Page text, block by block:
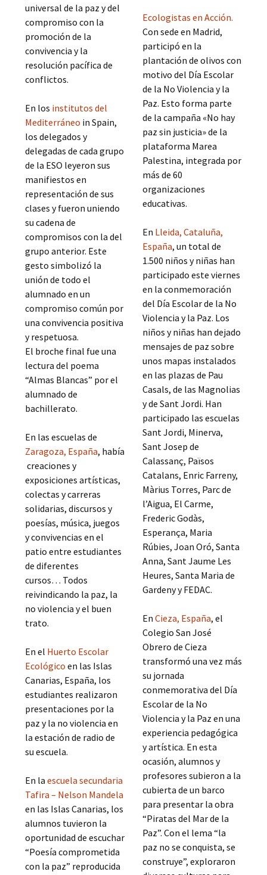
universal de la paz y del
compromiso con la
promoción de la
convivencia y la
resolución pacífica de
conflictos.
En los institutos del
Mediterráneo in Spain,
los delegados y
delegadas de cada grupo
de la ESO leyeron sus
manifiestos en
representación de sus
clases y fueron uniendo
su cadena de
compromisos con la del
grupo anterior. Este
gesto simbolizó la
unión de todo el
alumnado en un
compromiso común por
una convivencia positiva
y respetuosa.
El broche final fue una
lectura del poema
“Almas Blancas” por el
alumnado de
bachillerato.
En las escuelas de
Zaragoza, España, había
creaciones y
exposiciones artísticas,
colectas y carreras
solidarias, discursos y
poesías, música, juegos
y convivencias en el
patio entre estudiantes
de diferentes
cursos… Todos
reivindicando la paz, la
no violencia y el buen
trato.
En el Huerto Escolar
Ecológicoen las Islas
Canarias, España, los
estudiantes realizaron
presentaciones por la
paz y la no violencia en
la estación de radio de
su escuela.
En laescuela secundaria
Tafira – Nelson Mandela
en las Islas Canarias, los
alumnos tuvieron la
oportunidad de escuchar
“Poesía comprometida
con la paz” reproducida
Ecologistas en Acción.
Con sede en Madrid,
participó en la
plantación de olivos con
motivo del Día Escolar
de la No Violencia y la
Paz. Esto forma parte
de la campaña «No hay
paz sin justicia» de la
plataforma Marea
Palestina, integrada por
más de 60
organizaciones
educativas.
En Lleida, Cataluña,
España, un total de
1.500 niños y niñas han
participado este viernes
en la conmemoración
del Día Escolar de la No
Violencia y la Paz. Los
niños y niñas han dejado
mensajes de paz sobre
unos mapas instalados
en las plazas de Pau
Casals, de las Magnolias
y de Sant Jordi. Han
participado las escuelas
Sant Jordi, Minerva,
Sant Josep de
Calassanç, Països
Catalans, Enric Farreny,
Màrius Torres, Parc de
l’Aigua, El Carme,
Frederic Godàs,
Esperança, Maria
Rúbies, Joan Oró, Santa
Anna, Sant Jaume Les
Heures, Santa Maria de
Gardeny y FEDAC.
En Cieza, España, el
Colegio San José
Obrero de Cieza
transformó una vez más
su jornada
conmemorativa del Día
Escolar de la No
Violencia y la Paz en una
experiencia pedagógica
y artística. En esta
ocasión, alumnos y
profesores subieron a la
cubierta de un barco
para presentar la obra
“Piratas del Mar de la
Paz”. Con el lema “la
paz no se conquista, se
construye”, exploraron